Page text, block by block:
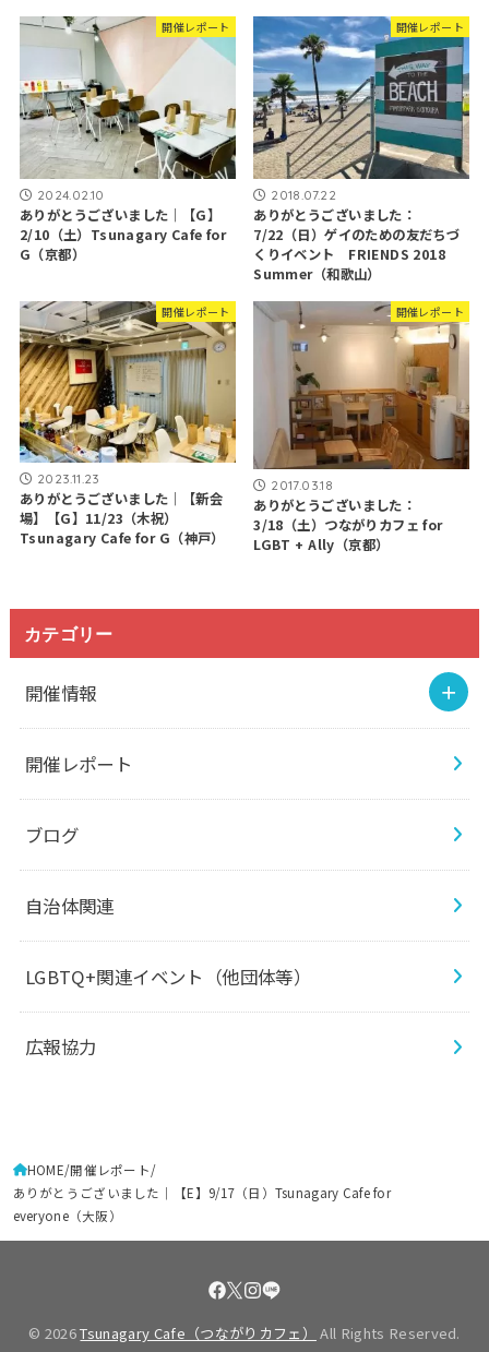
開催レポート
2024.02.10
ありがとうございました｜【G】
2/10（土）Tsunagary Cafe for
G（京都）
開催レポート
2018.07.22
ありがとうございました：
7/22（日）ゲイのための友だちづ
くりイベント FRIENDS 2018
Summer（和歌山）
開催レポート
2023.11.23
ありがとうございました｜【新会
場】【G】11/23（木祝）
Tsunagary Cafe for G（神戸）
開催レポート
2017.03.18
ありがとうございました：
3/18（土）つながりカフェ for
LGBT + Ally（京都）
カテゴリー
開催情報
開催レポート
ブログ
自治体関連
LGBTQ+関連イベント（他団体等）
広報協力
HOME 開催レポート
ありがとうございました｜【E】9/17（日）Tsunagary Cafe for
everyone（大阪）
© 2026Tsunagary Cafe（つながりカフェ） All Rights Reserved.